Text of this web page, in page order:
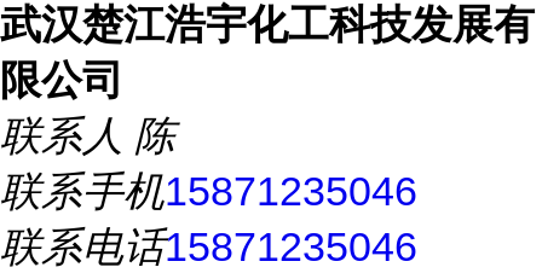
武汉楚江浩宇化工科技发展有
限公司
联系人 陈
联系手机15871235046
联系电话15871235046